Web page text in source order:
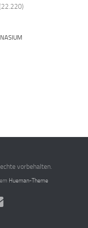
vorbehalten.
Hueman-Theme